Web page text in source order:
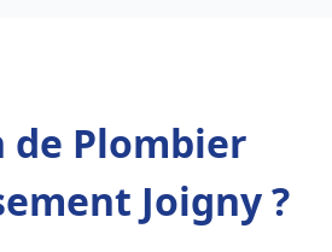
de Plombier
Joigny ?